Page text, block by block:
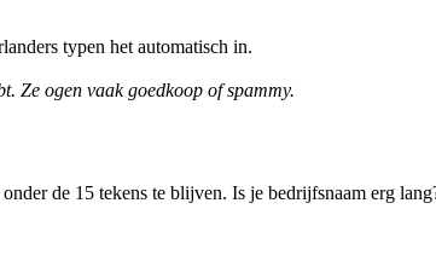
typen het automatisch in.
Ze ogen vaak goedkoop of spammy.
de 15 tekens te blijven. Is je bedrijfsnaam erg